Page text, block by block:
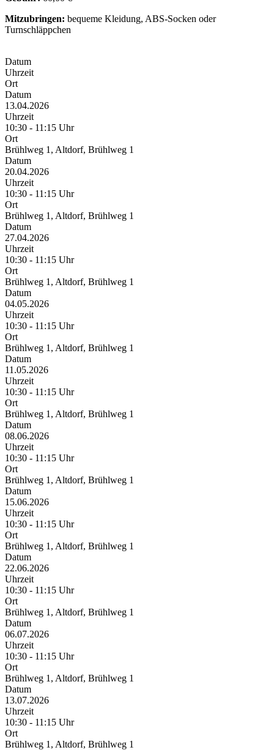
Mitzubringen: bequeme Kleidung, ABS-Socken oder
Turnschläppchen
Datum
Uhrzeit
Ort
Datum
13.04.2026
Uhrzeit
10:30 - 11:15 Uhr
Ort
Brühlweg 1, Altdorf, Brühlweg 1
Datum
20.04.2026
Uhrzeit
10:30 - 11:15 Uhr
Ort
Brühlweg 1, Altdorf, Brühlweg 1
Datum
27.04.2026
Uhrzeit
10:30 - 11:15 Uhr
Ort
Brühlweg 1, Altdorf, Brühlweg 1
Datum
04.05.2026
Uhrzeit
10:30 - 11:15 Uhr
Ort
Brühlweg 1, Altdorf, Brühlweg 1
Datum
11.05.2026
Uhrzeit
10:30 - 11:15 Uhr
Ort
Brühlweg 1, Altdorf, Brühlweg 1
Datum
08.06.2026
Uhrzeit
10:30 - 11:15 Uhr
Ort
Brühlweg 1, Altdorf, Brühlweg 1
Datum
15.06.2026
Uhrzeit
10:30 - 11:15 Uhr
Ort
Brühlweg 1, Altdorf, Brühlweg 1
Datum
22.06.2026
Uhrzeit
10:30 - 11:15 Uhr
Ort
Brühlweg 1, Altdorf, Brühlweg 1
Datum
06.07.2026
Uhrzeit
10:30 - 11:15 Uhr
Ort
Brühlweg 1, Altdorf, Brühlweg 1
Datum
13.07.2026
Uhrzeit
10:30 - 11:15 Uhr
Ort
Brühlweg 1, Altdorf, Brühlweg 1